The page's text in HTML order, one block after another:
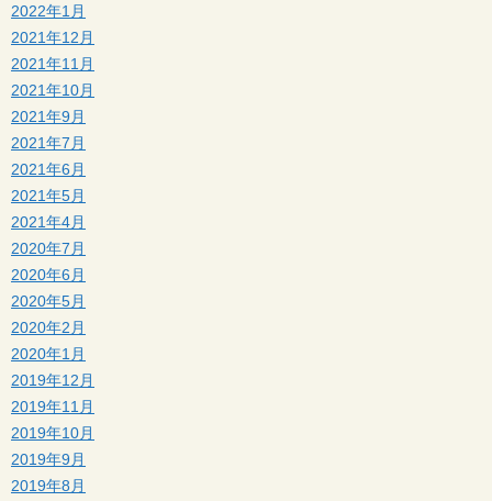
2022年1月
2021年12月
2021年11月
2021年10月
2021年9月
2021年7月
2021年6月
2021年5月
2021年4月
2020年7月
2020年6月
2020年5月
2020年2月
2020年1月
2019年12月
2019年11月
2019年10月
2019年9月
2019年8月